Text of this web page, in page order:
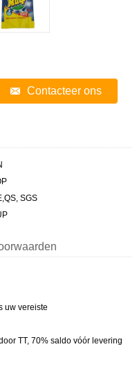
Contacteer ons
SGS
uw vereiste
TT, 70% saldo vóór levering